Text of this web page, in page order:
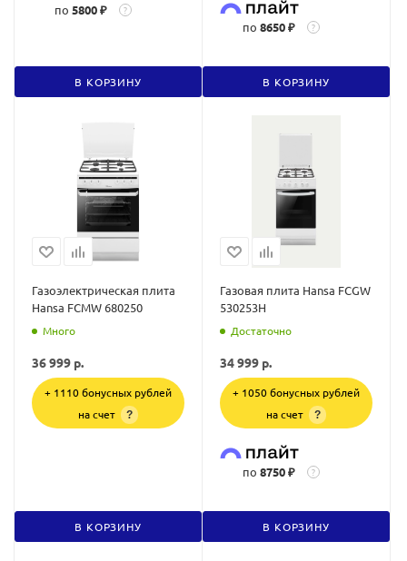
по 5800 ₽ ?
В КОРЗИНУ
по 8650 ₽ ?
В КОРЗИНУ
Газоэлектрическая плита
Hansa FCMW 680250
Много
36 999 р.
+ 1110 бонусных рублей
на счет
?
В КОРЗИНУ
Газовая плита Hansa FCGW
530253H
Достаточно
34 999 р.
+ 1050 бонусных рублей
на счет
?
по 8750 ₽ ?
В КОРЗИНУ